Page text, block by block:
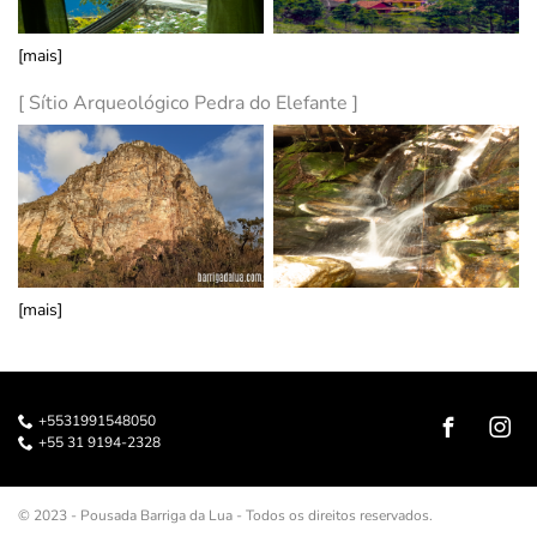
[mais]
[ Sítio Arqueológico Pedra do Elefante ]
[mais]
+5531991548050
+55 31 9194-2328
© 2023 - Pousada Barriga da Lua - Todos os direitos reservados.